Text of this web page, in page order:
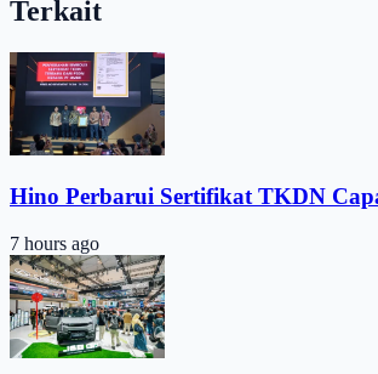
Terkait
Hino Perbarui Sertifikat TKDN
7 hours ago